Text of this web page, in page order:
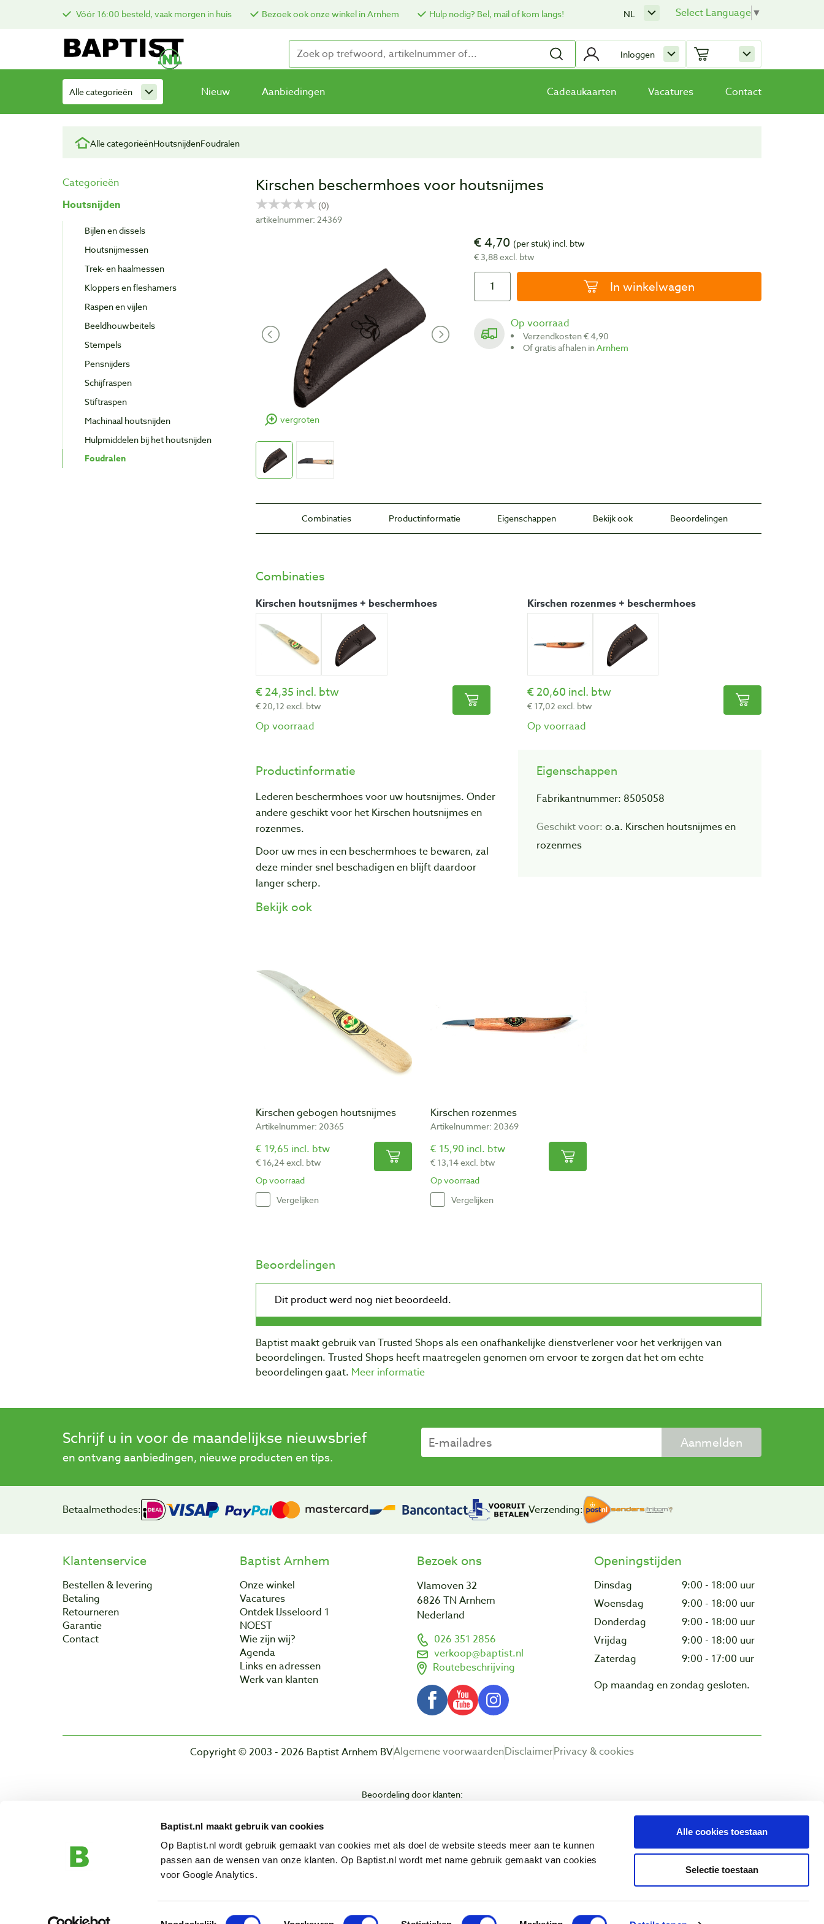
Baptist.nl maakt gebruik van cookies
Op Baptist.nl wordt gebruik gemaakt van cookies met als doel de website steeds meer aan te kunnen
passen aan de wensen van onze klanten. Op Baptist.nl wordt met name gebruik gemaakt van cookies
voor Google Analytics.
Toestemmingsselectie
Alle cookies toestaan
Selectie toestaan
Vóór 16:00 besteld, vaak morgen in huis Bezoek ook onze winkel in Arnhem Hulp nodig? Bel, mail of kom langs! Select Language▼
NL
Inloggen
Alle categorieën Nieuw Aanbiedingen Cadeaukaarten Vacatures Contact
Alle categorieënHoutsnijdenFoudralen
Categorieën
Houtsnijden
Bijlen en dissels
Houtsnijmessen
Trek- en haalmessen
Kloppers en fleshamers
Raspen en vijlen
Beeldhouwbeitels
Stempels
Pensnijders
Schijfraspen
Stiftraspen
Machinaal houtsnijden
Hulpmiddelen bij het houtsnijden
Foudralen
Kirschen beschermhoes voor houtsnijmes
artikelnummer: 24369
vergroten
€ 4,70 (per stuk) incl. btw
€ 3,88 excl. btw
In winkelwagen
Op voorraad
Verzendkosten € 4,90
Of gratis afhalen inArnhem
Combinaties Productinformatie Eigenschappen Bekijk ook Beoordelingen
Combinaties
Kirschen houtsnijmes + beschermhoes
24,35 incl. btw
20,12 excl. btw
Op voorraad
Kirschen rozenmes + beschermhoes
20,60 incl. btw
17,02 excl. btw
Op voorraad
Productinformatie
Lederen beschermhoes voor uw houtsnijmes. Onder
andere geschikt voor het Kirschen houtsnijmes en
rozenmes.
Door uw mes in een beschermhoes te bewaren, zal
deze minder snel beschadigen en blijft daardoor
langer scherp.
Eigenschappen
Fabrikantnummer: 8505058
Geschikt voor: o.a. Kirschen houtsnijmes en
rozenmes
Bekijk ook
Kirschen gebogen houtsnijmes
Artikelnummer: 20365
€ 19,65 incl. btw
€ 16,24 excl. btw
Op voorraad
Vergelijken
Kirschen rozenmes
Artikelnummer: 20369
€ 15,90 incl. btw
€ 13,14 excl. btw
Op voorraad
Vergelijken
Beoordelingen
Baptist maakt gebruik van Trusted Shops als een onafhankelijke dienstverlener voor het verkrijgen van
beoordelingen. Trusted Shops heeft maatregelen genomen om ervoor te zorgen dat het om echte
beoordelingen gaat. Meer informatie
Schrijf u in voor de maandelijkse nieuwsbrief
en ontvang aanbiedingen, nieuwe producten en tips.
Aanmelden
Betaalmethodes: Verzending:
Klantenservice
Bestellen & levering
Betaling
Retourneren
Garantie
Contact
Baptist Arnhem
Onze winkel
Vacatures
Ontdek IJsseloord 1
NOEST
Wie zijn wij?
Agenda
Links en adressen
Werk van klanten
Bezoek ons
Vlamoven 32
6826 TN Arnhem
Nederland
026 351 2856
verkoop@baptist.nl
Routebeschrijving
Openingstijden
Dinsdag
9:00 - 18:00 uur
Woensdag
9:00 - 18:00 uur
Donderdag
9:00 - 18:00 uur
Vrijdag
9:00 - 18:00 uur
Zaterdag
9:00 - 17:00 uur
Op maandag en zondag gesloten.
Algemene voorwaardenDisclaimerPrivacy & cookies
Copyright © 2003 - 2026 Baptist Arnhem BV
Beoordeling door klanten: